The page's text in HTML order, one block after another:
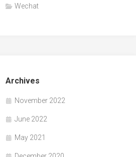
Wechat
Archives
November 2022
June 2022
May 2021